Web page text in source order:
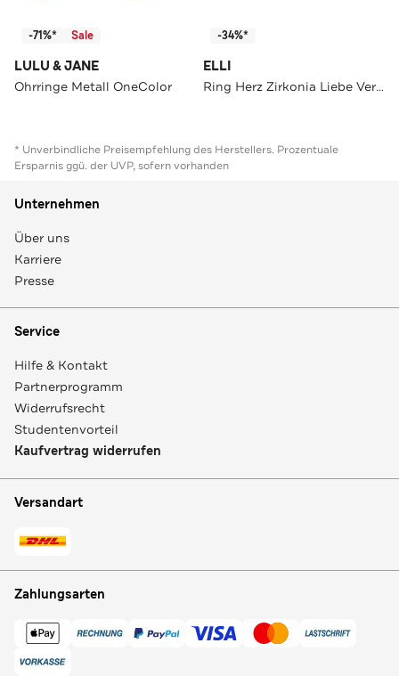
-71%* Sale
LULU & JANE
Ohrringe Metall OneColor
-34%*
ELLI
Ring Herz Zirkonia Liebe Verlobung 925 Silber Gold
* Unverbindliche Preisempfehlung des Herstellers. Prozentuale
Ersparnis ggü. der UVP, sofern vorhanden
Unternehmen
Über uns
Karriere
Presse
Service
Hilfe & Kontakt
Partnerprogramm
Widerrufsrecht
Studentenvorteil
Kaufvertrag widerrufen
Versandart
Zahlungsarten